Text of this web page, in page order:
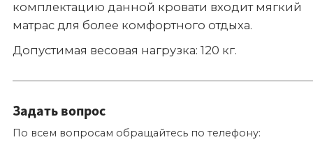
комплектацию данной кровати входит мягкий
матрас для более комфортного отдыха.
Допустимая весовая нагрузка: 120 кг.
Задать вопрос
По всем вопросам обращайтесь по телефону: